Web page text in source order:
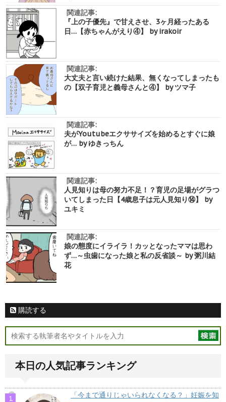
関連記事:
『上の子優先』で甘えさせ、3ヶ月経ったある
日…【赤ちゃんがえり④】 by irakoir
関連記事:
大丈夫と言い続けた結果、無くなってしまったも
の【双子育児と義母さんと④】 by ツマ子
関連記事:
夫がYoutubeエクササイズを始めるとすぐに娘
が… by ゆきっちん
関連記事:
人見知りは母の努力不足！？育児の足場がグラつ
いてしまった日【4歳息子は元人見知り⑭】 by
ユキミ
関連記事:
娘の態度にイライラ！カッとなったママは思わ
ず…～虫歯になった娘と私の反省談～ by 粥川結
花
購読する
本日の人気記事ランキング
「今まで通りじゃいられなくなる？」妊娠を知